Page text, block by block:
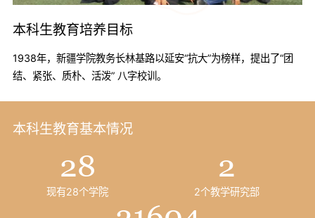
本科生教育培养目标
1938年，新疆学院教务长林基路以延安“抗大”为榜样，提出了“团
结、紧张、质朴、活泼” 八字校训。
本科生教育基本情况
28
现有28个学院
2
2个教学研究部